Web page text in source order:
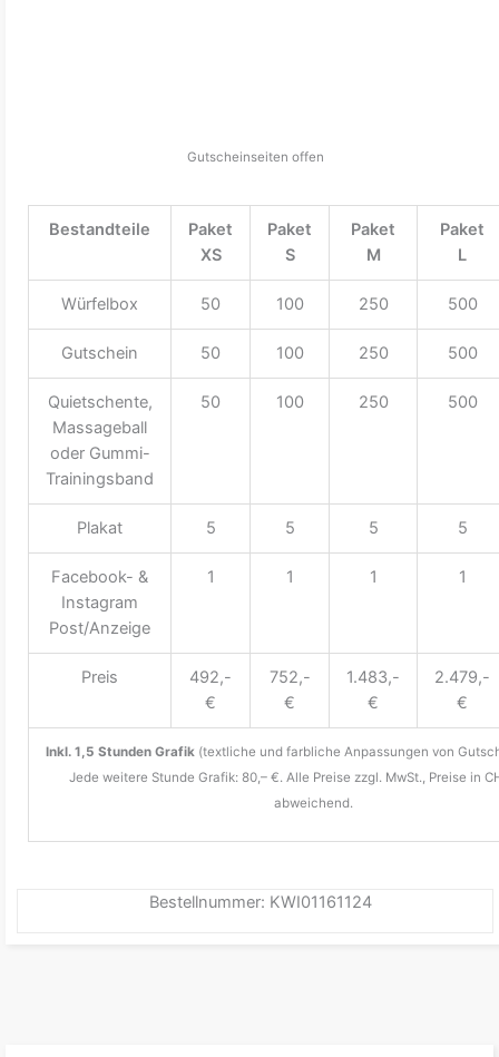
Gutscheinseiten offen
Bestandteile
Paket
XS
Paket
S
Paket
M
Paket
L
Würfelbox 50 100 250 500
Gutschein 50 100 250 500
Quietschente,
Massageball
oder Gummi-
Trainingsband
50 100 250 500
Plakat 5 5 5 5
Facebook- &
Instagram
Post/Anzeige
1 1 1 1
Preis
492,-
€
752,-
€
1.483,-
€
2.479,-
€
Inkl. 1,5 Stunden Grafik (textliche und farbliche Anpassungen von
Jede weitere Stunde Grafik: 80,– €. Alle Preise zzgl. MwSt., Preise in
abweichend.
Bestellnummer: KWI01161124